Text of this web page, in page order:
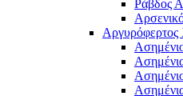
Ράβδος
Αργυρόφερτος